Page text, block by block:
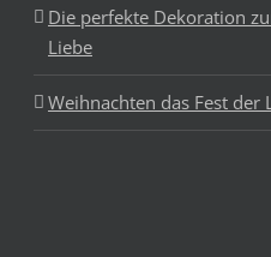
Die perfekte Dekoration
Liebe
Weihnachten das Fest der